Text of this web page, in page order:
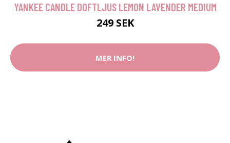
YANKEE CANDLE DOFTLJUS LEMON LAVENDER MEDIUM
249 SEK
MER INFO!